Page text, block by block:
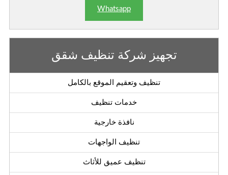
Whatsapp
تجهيز شركة تنظيف شقق
تنظيف وتعقيم الموقع بالكامل
خدمات تنظيف
نافذة خارجية
تنظيف الواجهات
تنظيف عميق للأثاث